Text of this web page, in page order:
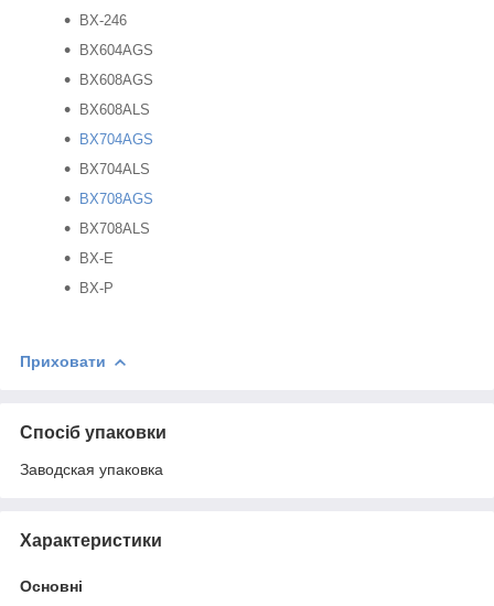
BX-246
BX604AGS
BX608AGS
BX608ALS
BX704AGS
BX704ALS
BX708AGS
BX708ALS
BX-E
BX-P
Приховати
Спосіб упаковки
Заводская упаковка
Характеристики
Основні